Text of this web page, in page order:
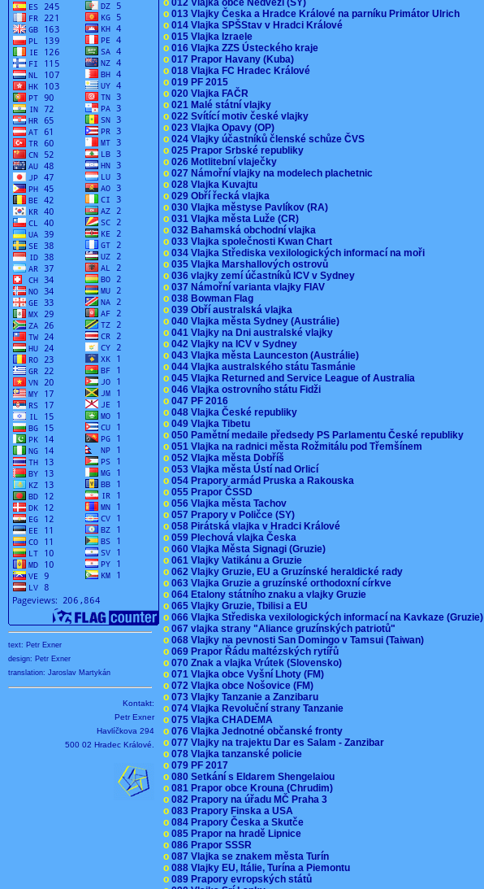
text: Petr Exner
design: Petr Exner
translation: Jaroslav Martykán
Kontakt:
Petr Exner
Havlíčkova 294
500 02 Hradec Králové.
o 013 Vlajky Česka a Hradce Králové na parníku Primátor Ulrich
o 014 Vlajka SPŠStav v Hradci Králové
o 015 Vlajka Izraele
o 016 Vlajka ZZS Ústeckého kraje
o 017 Prapor Havany (Kuba)
o 018 Vlajka FC Hradec Králové
o 019 PF 2015
o 020 Vlajka FAČR
o 021 Malé státní vlajky
o 022 Svítící motiv české vlajky
o 023 Vlajka Opavy (OP)
o 024 Vlajky účastníků členské schůze ČVS
o 025 Prapor Srbské republiky
o 026 Motlitební vlaječky
o 027 Námořní vlajky na modelech plachetnic
o 028 Vlajka Kuvajtu
o 029 Obří řecká vlajka
o 030 Vlajka městyse Pavlíkov (RA)
o 031 Vlajka města Luže (CR)
o 032 Bahamská obchodní vlajka
o 033 Vlajka společnosti Kwan Chart
o 034 Vlajka Střediska vexilologických informací na moři
o 035 Vlajka Marshallových ostrovů
o 036 vlajky zemí účastníků ICV v Sydney
o 037 Námořní varianta vlajky FIAV
o 038 Bowman Flag
o 039 Obří australská vlajka
o 040 Vlajka města Sydney (Austrálie)
o 041 Vlajky na Dni australské vlajky
o 042 Vlajky na ICV v Sydney
o 043 Vlajka města Launceston (Austrálie)
o 044 Vlajka australského státu Tasmánie
o 045 Vlajka Returned and Service League of Australia
o 046 Vlajka ostrovního státu Fidži
o 047 PF 2016
o 048 Vlajka České republiky
o 049 Vlajka Tibetu
o 050 Pamětní medaile předsedy PS Parlamentu České republiky
o 051 Vlajka na radnici města Rožmitálu pod Třemšínem
o 052 Vlajka města Dobříš
o 053 Vlajka města Ústí nad Orlicí
o 054 Prapory armád Pruska a Rakouska
o 055 Prapor ČSSD
o 056 Vlajka města Tachov
o 057 Prapory v Poličce (SY)
o 058 Pirátská vlajka v Hradci Králové
o 059 Plechová vlajka Česka
o 060 Vlajka Města Signagi (Gruzie)
o 061 Vlajky Vatikánu a Gruzie
o 062 Vlajky Gruzie, EU a Gruzínské heraldické rady
o 063 Vlajka Gruzie a gruzínské orthodoxní církve
o 064 Etalony státního znaku a vlajky Gruzie
o 065 Vlajky Gruzie, Tbilisi a EU
o 066 Vlajka Střediska vexilologických informací na Kavkaze (Gruzie)
o 067 vlajka strany "Aliance gruzínských patriotů"
o 068 Vlajky na pevnosti San Domingo v Tamsui (Taiwan)
o 069 Prapor Řádu maltézských rytířů
o 070 Znak a vlajka Vrútek (Slovensko)
o 071 Vlajka obce Vyšní Lhoty (FM)
o 072 Vlajka obce Nošovice (FM)
o 073 Vlajky Tanzanie a Zanzibaru
o 074 Vlajka Revoluční strany Tanzanie
o 075 Vlajka CHADEMA
o 076 Vlajka Jednotné občanské fronty
o 077 Vlajky na trajektu Dar es Salam - Zanzibar
o 078 Vlajka tanzanské policie
o 079 PF 2017
o 080 Setkání s Eldarem Shengelaiou
o 081 Prapor obce Krouna (Chrudim)
o 082 Prapory na úřadu MČ Praha 3
o 083 Prapory Finska a USA
o 084 Prapory Česka a Skutče
o 085 Prapor na hradě Lipnice
o 086 Prapor SSSR
o 087 Vlajka se znakem města Turín
o 088 Vlajky EU, Itálie, Turína a Piemontu
o 089 Prapory evropských států